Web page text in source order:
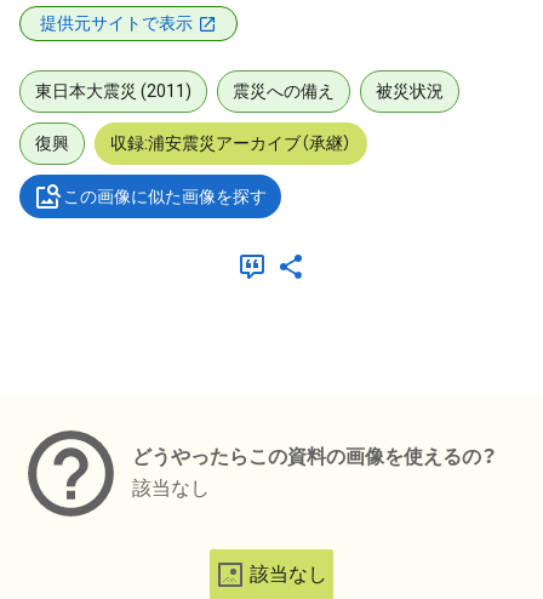
提供元サイトで表示
東日本大震災 (2011) 震災への備え 被災状況
復興 収録:浦安震災アーカイブ（承継）
この画像に似た画像を探す
どうやったらこの資料の画像を使えるの？
該当なし
該当なし